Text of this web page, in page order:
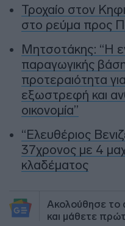
Τροχαίο στον
στο ρεύμα προς
Μητσοτάκης: “Η
παραγωγικής
προτεραιότητα
εξωστρεφή και
οικονομία”
“Ελευθέριος
37χρονος με 4
κλαδέματος
Ακολούθησε το
και μάθετε